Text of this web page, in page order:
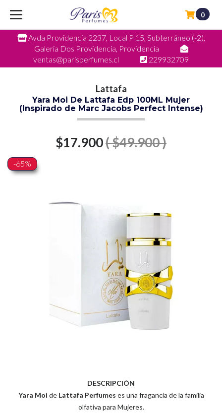
Avda Providencia 2237, Local P 15, Subterráneo (-2),
Galeria Dos Providencia, Providencia
ventas@parisperfumes.cl
229932709
0
Lattafa
Yara Moi De Lattafa Edp 100ML Mujer
(Inspirado de Marc Jacobs Perfect Intense)
$17.900( $49.900 )
-65%
DESCRIPCIÓN
Yara Moi de Lattafa Perfumes es una fragancia de la familia
olfativa para Mujeres.